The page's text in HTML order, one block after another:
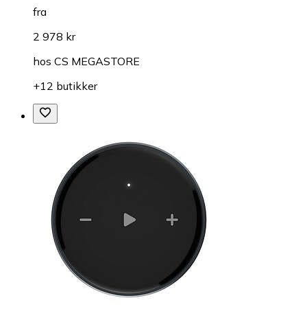
fra
2 978 kr
hos CS MEGASTORE
+12 butikker